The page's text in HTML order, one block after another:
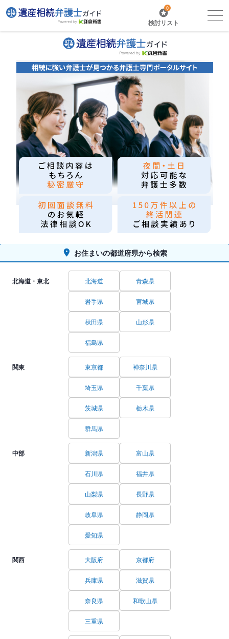
0
検討リスト
お住まいの都道府県から検索
北海道・東北 北海道 青森県
岩手県 宮城県
秋田県 山形県
福島県
関東 東京都 神奈川県
埼玉県 千葉県
茨城県 栃木県
群馬県
中部 新潟県 富山県
石川県 福井県
山梨県 長野県
岐阜県 静岡県
愛知県
関西 大阪府 京都府
兵庫県 滋賀県
奈良県 和歌山県
三重県